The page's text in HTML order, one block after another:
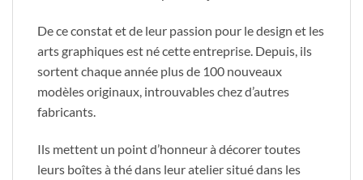
De ce constat et de leur passion pour le design et les
arts graphiques est né cette entreprise. Depuis, ils
sortent chaque année plus de 100 nouveaux
modèles originaux, introuvables chez d’autres
fabricants.
Ils mettent un point d’honneur à décorer toutes
leurs boîtes à thé dans leur atelier situé dans les